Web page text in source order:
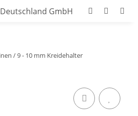
/ 9 - 10 mm Kreidehalter